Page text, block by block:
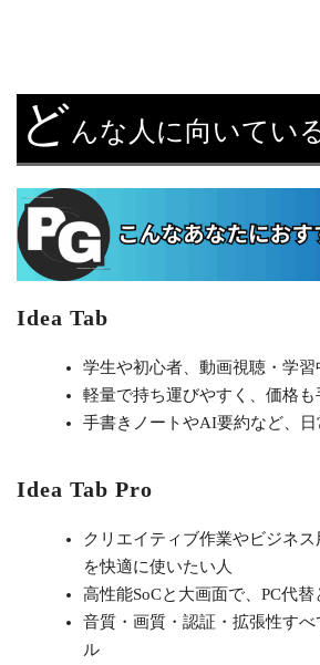
どんな人に向いてい
Idea Tab
学生や初心者、動画視聴・学
軽量で持ち運びやすく、価格も
手書きノートやAI要約など、
Idea Tab Pro
クリエイティブ作業やビジネ
を快適に使いたい人
高性能SoCと大画面で、PC代
音質・画質・認証・拡張性す
ル